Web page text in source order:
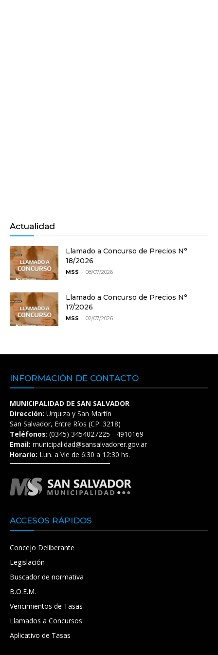
Actualidad
Llamado a Concurso de Precios N°
18/2026
MSS - 08/07/2026
Llamado a Concurso de Precios N°
17/2026
MSS - 02/07/2026
INFORMACIÓN DE CONTACTO
MUNICIPALIDAD DE SAN SALVADOR
Dirección: Urquiza y San Martín
San Salvador, Entre Ríos (CP: 3218)
Teléfonos: (0345) 3454027225 - 4910169
Email: municipalidad@sansalvadorer.gov.ar
Horario: Lun. a Vie de 6:30 a 12:30 hs.
ACCESOS RÁPIDOS
Concejo Deliberante
Legislación
Buscador de normativa
B.O.E.M.
Vencimientos de Tasas
Llamados a Concursos
Aplicativo de Tasas